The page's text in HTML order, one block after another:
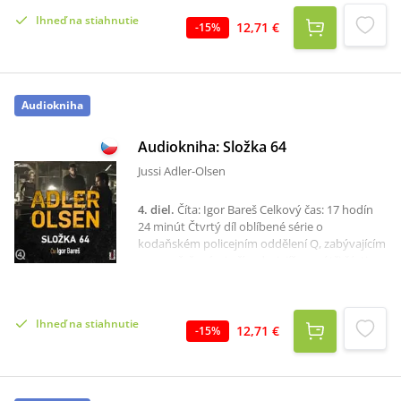
chtěl zmrzačit, aby jako žebrák víc „vydělával“.
Ukrývá se i před jeho nohsledy, protože se stal
nepohodlným svědkem zločinu. Prchá také
Přesvědčí Carla Mørcka z oddělení Q o své
Ihneď na stiahnutie -15% 12,71 €
Audiokniha
Audiokniha: Složka 64
Jussi Adler-Olsen
4. diel. Číta: Igor Bareš Celkový čas: 17 hodín
24 minút Čtvrtý díl oblíbené série o
kodaňském policejním oddělení Q, zabývajícím
života žen deportovaných na dánský ostrov
Sprogø. Podobný osud potkal i Nete
Hermansenovou, již následky zdejšího pobytu
Carla, aby znovu otevřel starý případ a pokusil
Ihneď na stiahnutie -15% 12,71 €